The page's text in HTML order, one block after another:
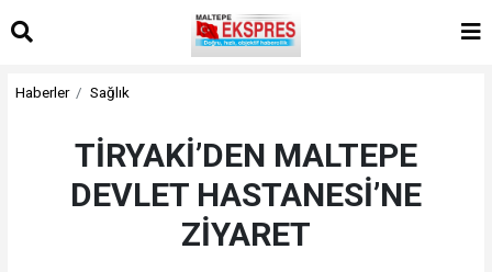
Haberler Sağlık
TİRYAKİ’DEN MALTEPE
DEVLET HASTANESİ’NE
ZİYARET